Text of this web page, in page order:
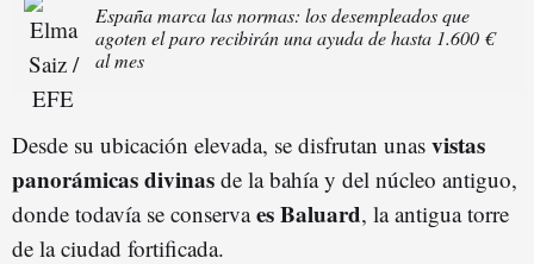
España marca las normas: los desempleados que
agoten el paro recibirán una ayuda de hasta 1.600 €
al mes
Desde su ubicación elevada, se disfrutan unas vistas
panorámicas divinas de la bahía y del núcleo antiguo,
donde todavía se conservaes Baluard, la antigua torre
de la ciudad fortificada.